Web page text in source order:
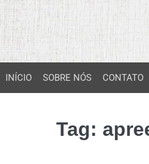
INÍCIO SOBRE NÓS CONTATO
Tag: